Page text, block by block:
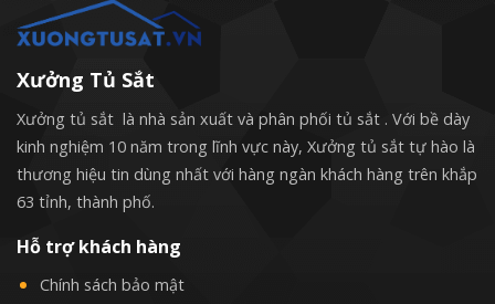
Xưởng Tủ Sắt
Xưởng tủ sắt là nhà sản xuất và phân phối tủ sắt . Với bề dày
kinh nghiệm 10 năm trong lĩnh vực này, Xưởng tủ sắt tự hào là
thương hiệu tin dùng nhất với hàng ngàn khách hàng trên khắp
63 tỉnh, thành phố.
Hỗ trợ khách hàng
Chính sách bảo mật